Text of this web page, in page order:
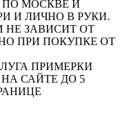
ПО МОСКВЕ И
И ЛИЧНО В РУКИ.
ЗАВИСИТ ОТ
ПРИ ПОКУПКЕ ОТ
ПРИМЕРКИ
САЙТЕ ДО 5